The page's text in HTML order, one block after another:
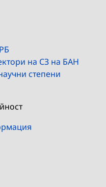
на СЗ на БАН
степени